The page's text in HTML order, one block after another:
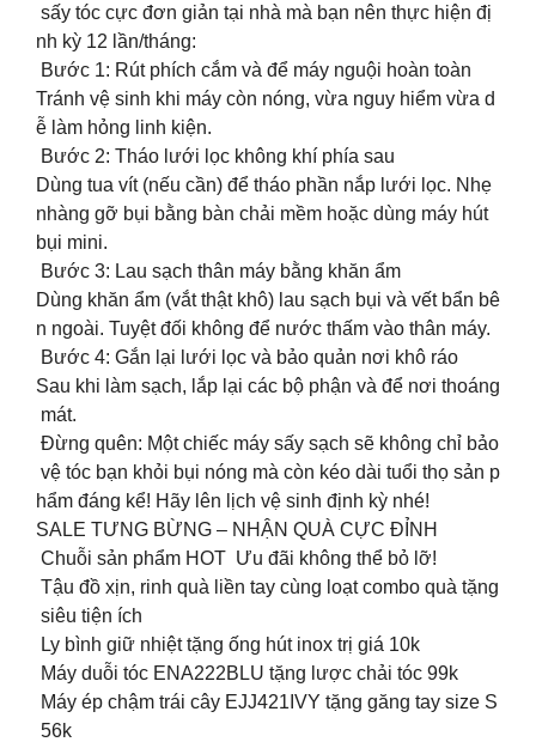
sấy tóc cực đơn giản tại nhà mà bạn nên thực hiện đị
nh kỳ 12 lần/tháng:
Bước 1: Rút phích cắm và để máy nguội hoàn toàn
Tránh vệ sinh khi máy còn nóng, vừa nguy hiểm vừa d
ễ làm hỏng linh kiện.
Bước 2: Tháo lưới lọc không khí phía sau
Dùng tua vít (nếu cần) để tháo phần nắp lưới lọc. Nhẹ
nhàng gỡ bụi bằng bàn chải mềm hoặc dùng máy hút
bụi mini.
Bước 3: Lau sạch thân máy bằng khăn ẩm
Dùng khăn ẩm (vắt thật khô) lau sạch bụi và vết bẩn bê
n ngoài. Tuyệt đối không để nước thấm vào thân máy.
Bước 4: Gắn lại lưới lọc và bảo quản nơi khô ráo
Sau khi làm sạch, lắp lại các bộ phận và để nơi thoáng
mát.
Đừng quên: Một chiếc máy sấy sạch sẽ không chỉ bảo
vệ tóc bạn khỏi bụi nóng mà còn kéo dài tuổi thọ sản p
hẩm đáng kể! Hãy lên lịch vệ sinh định kỳ nhé!
SALE TƯNG BỪNG – NHẬN QUÀ CỰC ĐỈNH
Chuỗi sản phẩm HOT Ưu đãi không thể bỏ lỡ!
Tậu đồ xịn, rinh quà liền tay cùng loạt combo quà tặng
siêu tiện ích
Ly bình giữ nhiệt tặng ống hút inox trị giá 10k
Máy duỗi tóc ENA222BLU tặng lược chải tóc 99k
Máy ép chậm trái cây EJJ421IVY tặng găng tay size S
56k